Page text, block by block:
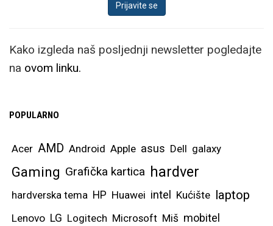
multitasking i rad
aplikacijama, gdje
tablice, itd. Samsung
OneUI sustav
optimiziran je i za
Kako izgleda naš posljednji newsletter pogledajte
na ovom linku.
POPULARNO
Acer AMD Android Apple asus Dell galaxy
Gaming Grafička kartica hardver
hardverska tema HP Huawei intel Kućište laptop
Lenovo LG Logitech Microsoft Miš mobitel